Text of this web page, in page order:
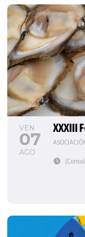
VEN
07
AGO
XXXIII